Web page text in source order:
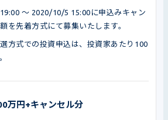
〜 2020/10/5 15:00に申込みキャン
を先着方式にて募集いたします。
方式での投資申込は、投資家あたり100
万円+キャンセル分